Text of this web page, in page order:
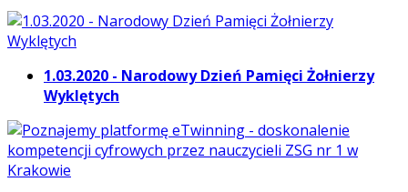
1.03.2020 - Narodowy Dzień Pamięci Żołnierzy
Wyklętych